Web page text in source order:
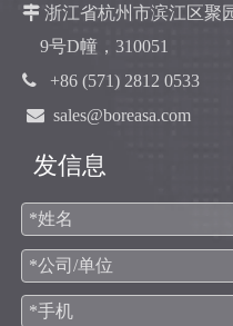
 浙江省杭州市滨江区聚
9号D幢，310051
 +86 (571) 2812 0533
 sales@boreasa.com
发信息